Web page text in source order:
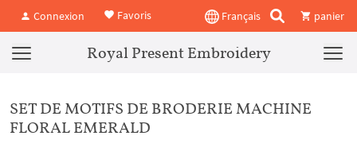
Connexion Favoris Français panier
Royal Present Embroidery
SET DE MOTIFS DE BRODERIE MACHINE
FLORAL EMERALD